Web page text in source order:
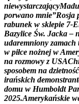
niewystarczającyMadu
porwano mnie”Rosja
rabunek w sklepie 7-E
Bazylice Św. Jacka – n
udaremniony zamach
w piłce nożnej wAmer
na rozmowy z USACh
sposobem na dzietność
irańskich demonstrant
domu w Humboldt Pa
2025.Amerykańskie w